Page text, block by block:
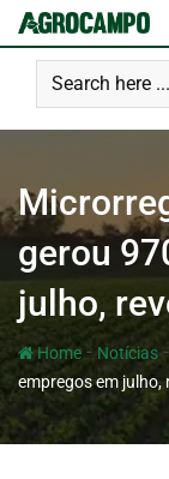
gerou
julho,
Home- Notícias
empregos em julho,